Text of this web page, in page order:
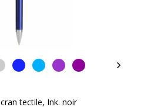
Stylo en plastique pour cran tectile, Ink. noir